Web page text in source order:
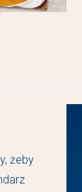
żeby